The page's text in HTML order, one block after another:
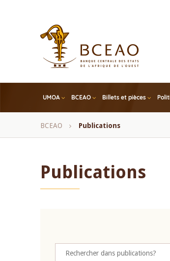
UMOA BCEAO Billets et pièces
Fil
BCEAO Publications
Publications